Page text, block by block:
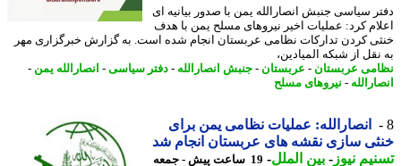
سیاسی جنبش انصارالله یمن با صدور بیانیه ای
کرد: عملیات اخیر نیروهای مسلح یمن با هدف
کردن تدارکات نظامی عربستان انجام شده است. به گزارش خبرگزاری مهر
از شبکه المیادین،
عربستان-عربستان-جنبش انصارالله-دفتر سیاسی-انصارالله یمن -
-نیروهای مسلح
انصارالله: عملیات نظامی یمن برای
سازی نقشه های عربستان انجام شد
نیوز-بین الملل-
19 ساعت پیش - جمعه